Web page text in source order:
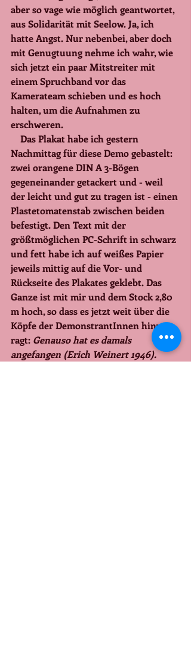
aber so vage wie möglich geantwortet,
aus Solidarität mit Seelow. Ja, ich
hatte Angst. Nur nebenbei, aber doch
mit Genugtuung nehme ich wahr, wie
sich jetzt ein paar Mitstreiter mit
einem Spruchband vor das
Kamerateam schieben und es hoch
halten, um die Aufnahmen zu
erschweren.
Das Plakat habe ich gestern
Nachmittag für diese Demo gebastelt:
zwei orangene DIN A 3-Bögen
gegeneinander getackert und - weil
der leicht und gut zu tragen ist - einen
Plastetomatenstab zwischen beiden
befestigt. Den Text mit der
größtmöglichen PC-Schrift in schwarz
und fett habe ich auf weißes Papier
jeweils mittig auf die Vor- und
Rückseite des Plakates geklebt. Das
Ganze ist mit mir und dem Stock 2,80
m hoch, so dass es jetzt weit über die
Köpfe der DemonstrantInnen hinweg
ragt: Genauso hat es damals
angefangen (Erich Weinert 1946).